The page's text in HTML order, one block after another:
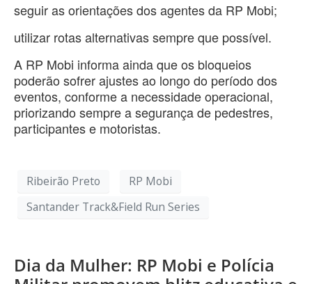
seguir as orientações dos agentes da RP Mobi;
utilizar rotas alternativas sempre que possível.
A RP Mobi informa ainda que os bloqueios
poderão sofrer ajustes ao longo do período dos
eventos, conforme a necessidade operacional,
priorizando sempre a segurança de pedestres,
participantes e motoristas.
Ribeirão Preto
RP Mobi
Santander Track&Field Run Series
Dia da Mulher: RP Mobi e Polícia